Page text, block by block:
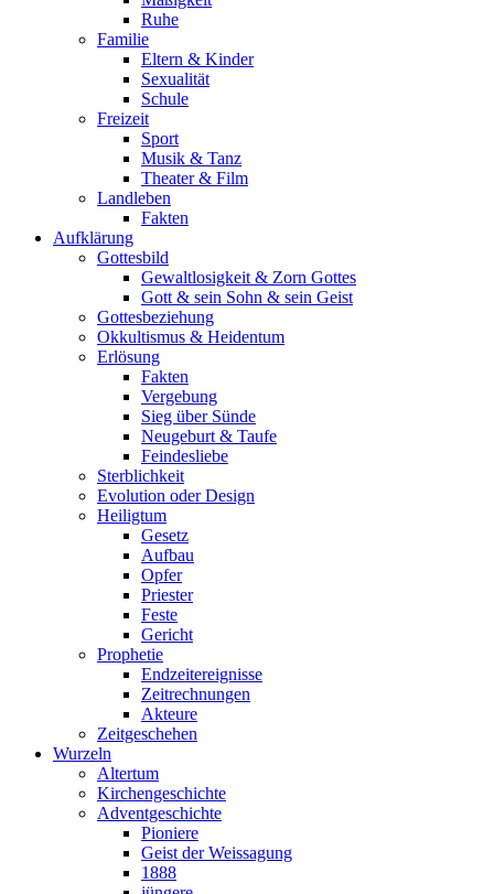
Ruhe
Familie
Eltern & Kinder
Sexualität
Schule
Freizeit
Sport
Musik & Tanz
Theater & Film
Landleben
Fakten
Aufklärung
Gottesbild
Gewaltlosigkeit & Zorn Gottes
Gott & sein Sohn & sein Geist
Gottesbeziehung
Okkultismus & Heidentum
Erlösung
Fakten
Vergebung
Sieg über Sünde
Neugeburt & Taufe
Feindesliebe
Sterblichkeit
Evolution oder Design
Heiligtum
Gesetz
Aufbau
Opfer
Priester
Feste
Gericht
Prophetie
Endzeitereignisse
Zeitrechnungen
Akteure
Zeitgeschehen
Wurzeln
Altertum
Kirchengeschichte
Adventgeschichte
Pioniere
Geist der Weissagung
1888